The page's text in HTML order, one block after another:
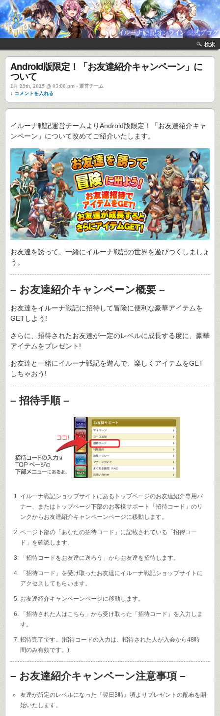
検索
Android版限定！「お友達紹介キャンペーン」に
ついて
1月 29th, 2015 @ 03:08 pm › 運営チーム
↓ コメントを入れる
イルーナ戦記運営チームよりAndroid版限定！「お友達紹介キャ
ンペーン」について改めてご紹介いたします。
お友達を誘って、一緒にイルーナ戦記の世界を遊びつくしましょ
う。
– お友達紹介キャンペーン概要 –
お友達をイルーナ戦記に招待して冒険に便利な豪華アイテムを
GETしよう!
さらに、招待されたお友達が一定のレベルに成長する度に、豪華
アイテムをプレゼント!
お友達と一緒にイルーナ戦記を遊んで、楽しくアイテムをGET
しちゃおう!
– 招待手順 –
イルーナ戦記ショップサイトにあるトップページのお友達紹介専用バ
ナー、またはトップページ下部のお客様サポート「招待コード」のリ
ンクからお友達紹介キャンペーンページに移動します。
ページ下部の「あなたの招待コード」に記載されている「招待コー
ド」を確認します。
「招待コードをお友達に送ろう」からお友達を招待します。
「招待コード」を受け取ったお友達にイルーナ戦記ショップサイトに
アクセスしてもらいます。
お友達紹介キャンペーンページに移動します。
「招待された人はこちら」から受け取った「招待コード」を入力しま
す。
招待完了です。(招待コードの入力は、招待された人が入会から48時
間のみ有効です。)
– お友達紹介キャンペーン注意事項 –
友達が所定のレベルになった『翌日3時』頃よりプレゼントの配布を開
始いたします。